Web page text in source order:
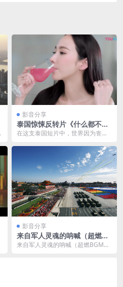
影音分享
泰国惊悚反转片《什么都不能
阻止女人爱美》
在这支泰国短片中，世界因为丧尸
的报道也加深了事态的...
影音分享
来自军人灵魂的呐喊（超燃BG
M）
来自军人灵魂的呐喊（超燃BGM）